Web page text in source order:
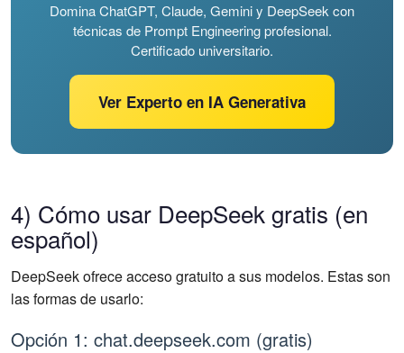
Domina ChatGPT, Claude, Gemini y DeepSeek con
técnicas de Prompt Engineering profesional.
Certificado universitario.
Ver Experto en IA Generativa
4) Cómo usar DeepSeek gratis (en
español)
DeepSeek ofrece acceso gratuito a sus modelos. Estas son
las formas de usarlo:
Opción 1: chat.deepseek.com (gratis)